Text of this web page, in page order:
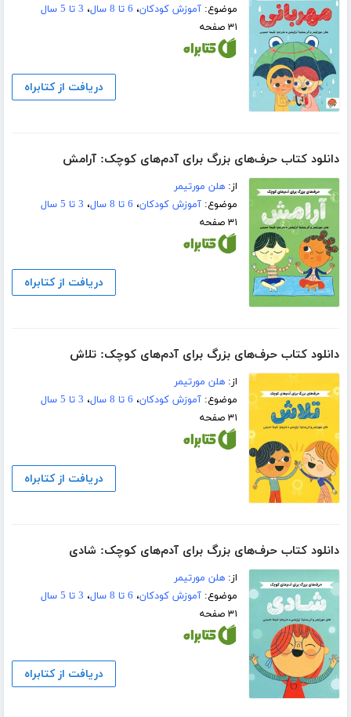
موضوع:آموزش کودکان، 6 تا 8 سال ، 3 تا 5 سال
۳۱ صفحه
دریافت از کتابراه
دانلود کتاب حرف‌های بزرگ برای آدم‌های کوچک:‌ آرامش
از:هلن مورتیمر
موضوع:آموزش کودکان، 6 تا 8 سال ، 3 تا 5 سال
۳۱ صفحه
دریافت از کتابراه
دانلود کتاب حرف‌های بزرگ برای آدم‌های کوچک: تلاش
از:هلن مورتیمر
موضوع:آموزش کودکان، 6 تا 8 سال ، 3 تا 5 سال
۳۱ صفحه
دریافت از کتابراه
دانلود کتاب حرف‌های بزرگ برای آدم‌های کوچک:‌ شادی
از:هلن مورتیمر
موضوع:آموزش کودکان، 6 تا 8 سال ، 3 تا 5 سال
۳۱ صفحه
دریافت از کتابراه